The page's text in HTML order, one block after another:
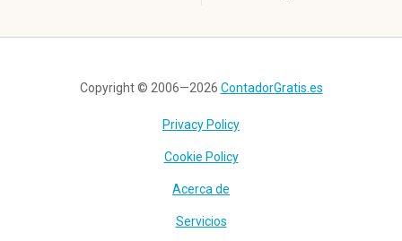
Copyright © 2006—2026 ContadorGratis.es
Privacy Policy
Cookie Policy
Acerca de
Servicios